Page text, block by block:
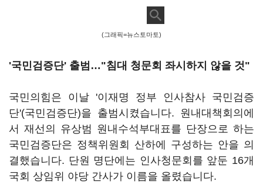
(그래픽=뉴스토마토)
'국민검증단' 출범…"침대 청문회 좌시하지 않을 것"
국민의힘은 이날 '이재명 정부 인사참사 국민검증
단'(국민검증단)을 출범시켰습니다. 원내대책회의에
서 재선의 유상범 원내수석부대표를 단장으로 하는
국민검증단은 정책위원회 산하에 구성하는 안을 의
결했습니다. 단원 명단에는 인사청문회를 앞둔 16개
국회 상임위 야당 간사가 이름을 올렸습니다.